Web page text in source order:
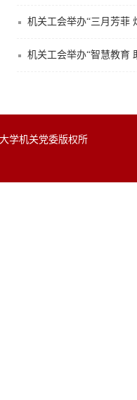
机关工会举办“三月芳
机关工会举办“智慧教育
学机关党委版权所